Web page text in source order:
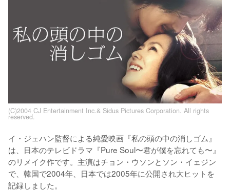
(C)2004 CJ Entertainment Inc.& Sidus Pictures Corporation. All rights
reserved.
イ・ジェハン監督による純愛映画『私の頭の中の消しゴム』
は、日本のテレビドラマ『Pure Soul〜君が僕を忘れても〜』
のリメイク作です。主演はチョン・ウソンとソン・イェジン
で、韓国で2004年、日本では2005年に公開され大ヒットを
記録しました。